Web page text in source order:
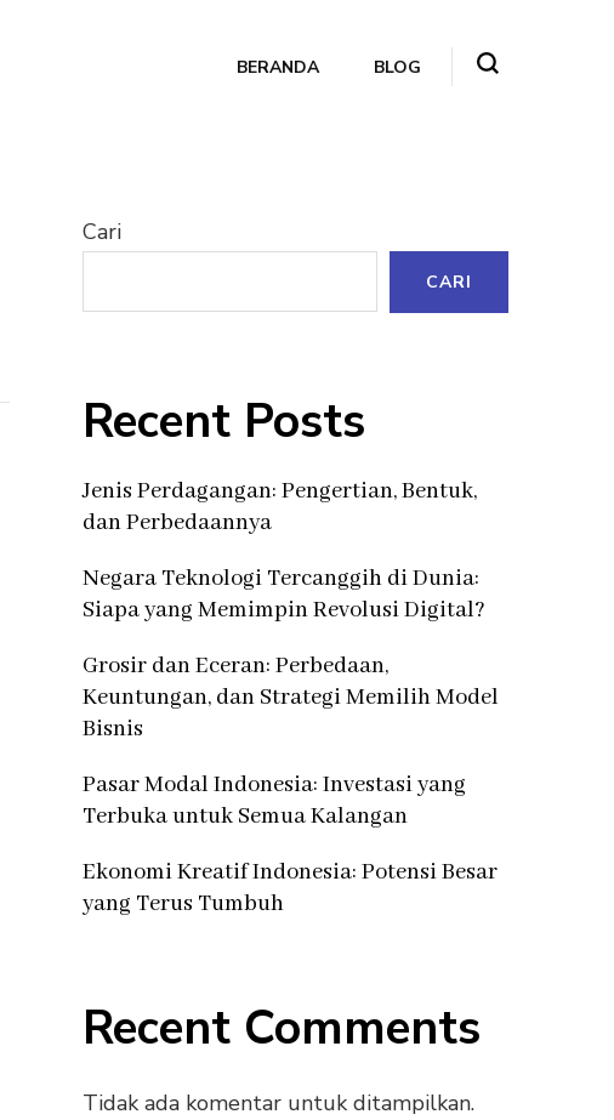
BERANDA BLOG
Cari
CARI
Recent Posts
Jenis Perdagangan: Pengertian, Bentuk,
dan Perbedaannya
Negara Teknologi Tercanggih di Dunia:
Siapa yang Memimpin Revolusi Digital?
Grosir dan Eceran: Perbedaan,
Keuntungan, dan Strategi Memilih Model
Bisnis
Pasar Modal Indonesia: Investasi yang
Terbuka untuk Semua Kalangan
Ekonomi Kreatif Indonesia: Potensi Besar
yang Terus Tumbuh
Recent Comments
Tidak ada komentar untuk ditampilkan.